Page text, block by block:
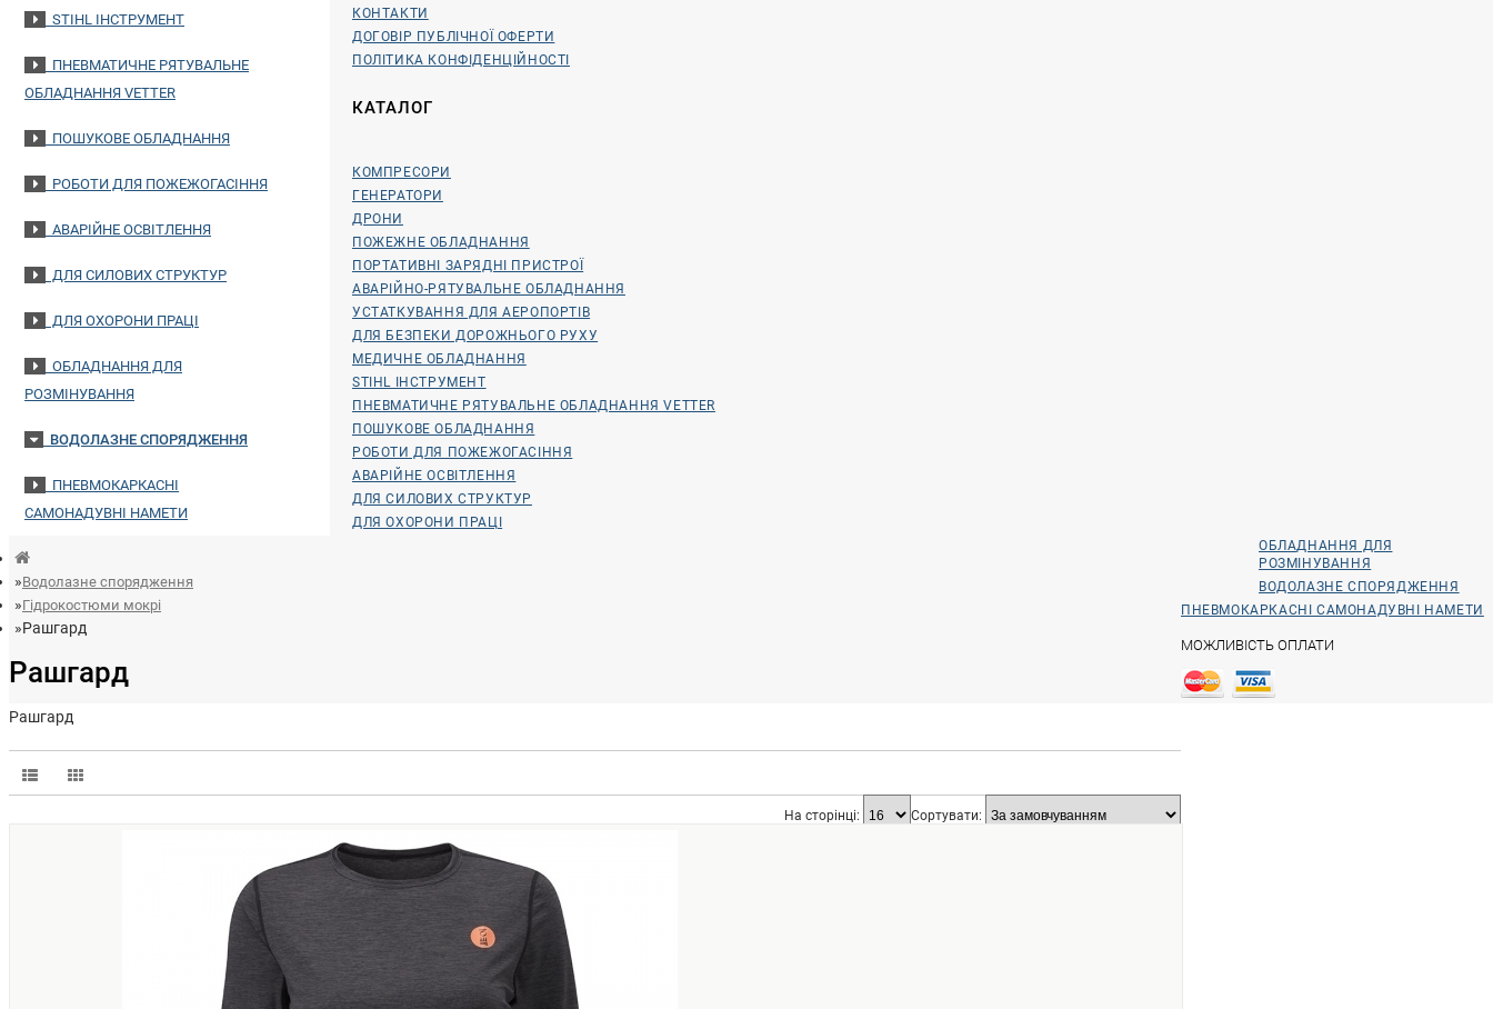
STIHL ІНСТРУМЕНТ
ПНЕВМАТИЧНЕ РЯТУВАЛЬНЕ
ОБЛАДНАННЯ VETTER
ПОШУКОВЕ ОБЛАДНАННЯ
РОБОТИ ДЛЯ ПОЖЕЖОГАСІННЯ
АВАРІЙНЕ ОСВІТЛЕННЯ
ДЛЯ СИЛОВИХ СТРУКТУР
ДЛЯ ОХОРОНИ ПРАЦІ
ОБЛАДНАННЯ ДЛЯ
РОЗМІНУВАННЯ
ВОДОЛАЗНЕ СПОРЯДЖЕННЯ
ПНЕВМОКАРКАСНІ
САМОНАДУВНІ НАМЕТИ
Водолазне спорядження
Гідрокостюми мокрі
Рашгард
Рашгард
Рашгард
Сортувати:
На сторінці:
КОНТАКТИ
ДОГОВІР ПУБЛІЧНОЇ ОФЕРТИ
ПОЛІТИКА КОНФІДЕНЦІЙНОСТІ
КАТАЛОГ
КОМПРЕСОРИ
ГЕНЕРАТОРИ
ДРОНИ
ПОЖЕЖНЕ ОБЛАДНАННЯ
ПОРТАТИВНІ ЗАРЯДНІ ПРИСТРОЇ
АВАРІЙНО-РЯТУВАЛЬНЕ ОБЛАДНАННЯ
УСТАТКУВАННЯ ДЛЯ АЕРОПОРТІВ
ДЛЯ БЕЗПЕКИ ДОРОЖНЬОГО РУХУ
МЕДИЧНЕ ОБЛАДНАННЯ
STIHL ІНСТРУМЕНТ
ПНЕВМАТИЧНЕ РЯТУВАЛЬНЕ ОБЛАДНАННЯ VETTER
ПОШУКОВЕ ОБЛАДНАННЯ
РОБОТИ ДЛЯ ПОЖЕЖОГАСІННЯ
АВАРІЙНЕ ОСВІТЛЕННЯ
ДЛЯ СИЛОВИХ СТРУКТУР
ДЛЯ ОХОРОНИ ПРАЦІ
ОБЛАДНАННЯ ДЛЯ
РОЗМІНУВАННЯ
ВОДОЛАЗНЕ СПОРЯДЖЕННЯ
ПНЕВМОКАРКАСНІ САМОНАДУВНІ НАМЕТИ
МОЖЛИВІСТЬ ОПЛАТИ